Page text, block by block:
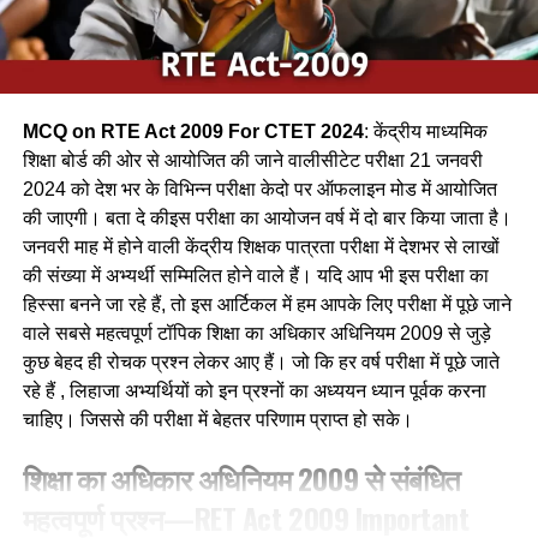
(d) फाखता /
Ans-c
Q.2 निम्नलिखित में से कौन-सा पक्षी कैक्टस पोधे के कॉटों के बीच अपना
घोंसला बनाता है ?
(a) फाख्ता
(b) शकरखोरा
(c) बया
(d) कलचिडी
Ans-b
Q.3 ग्रामीण क्षेत्रों में, गाय के गोबर में मिट्टी के घरों की दीवारों और फर्श
MCQ on RTE Act 2009 For CTET 2024: केंद्रीय माध्यमिक
शिक्षा बोर्ड की ओर से आयोजित की जाने वालीसीटेट परीक्षा 21 जनवरी
2024 को देश भर के विभिन्न परीक्षा केदो पर ऑफलाइन मोड में आयोजित
की जाएगी। बता दे कीइस परीक्षा का आयोजन वर्ष में दो बार किया जाता है।
जनवरी माह में होने वाली केंद्रीय शिक्षक पात्रता परीक्षा में देशभर से लाखों
की संख्या में अभ्यर्थी सम्मिलित होने वाले हैं। यदि आप भी इस परीक्षा का
हिस्सा बनने जा रहे हैं, तो इस आर्टिकल में हम आपके लिए परीक्षा में पूछे जाने
वाले सबसे महत्वपूर्ण टॉपिक शिक्षा का अधिकार अधिनियम 2009 से जुड़े
कुछ बेहद ही रोचक प्रश्न लेकर आए हैं। जो कि हर वर्ष परीक्षा में पूछे जाते
रहे हैं , लिहाजा अभ्यर्थियों को इन प्रश्नों का अध्ययन ध्यान पूर्वक करना
चाहिए। जिससे की परीक्षा में बेहतर परिणाम प्राप्त हो सके।
शिक्षा का अधिकार अधिनियम 2009 से संबंधित